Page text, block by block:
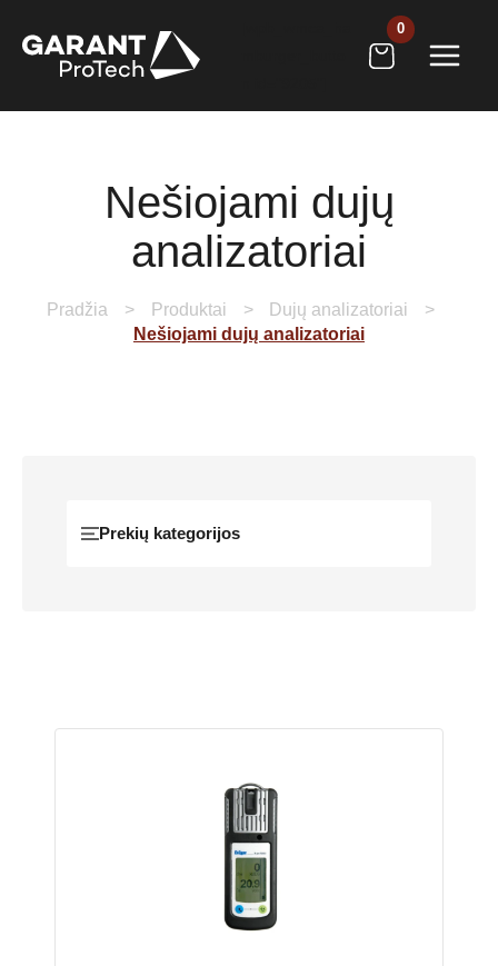
prie
Nešiojami dujų
analizatoriai
Pradžia Produktai
Dujų analizatoriai
Nešiojami dujų analizatoriai
Prekių kategorijos